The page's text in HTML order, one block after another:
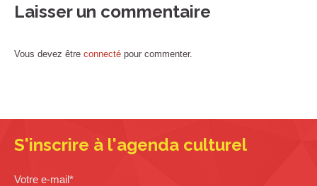
Laisser un commentaire
Vous devez être connecté pour commenter.
S'inscrire à l'agenda culturel
Votre e-mail*